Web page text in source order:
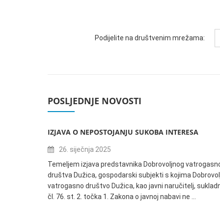
Podijelite na društvenim mrežama:
POSLJEDNJE NOVOSTI
IZJAVA O NEPOSTOJANJU SUKOBA INTERESA
26. siječnja 2025
Temeljem izjava predstavnika Dobrovoljnog
društva Dužica, gospodarski subjekti s kojima
vatrogasno društvo Dužica, kao javni naručitelj,
čl. 76. st. 2. točka 1. Zakona o javnoj nabavi ne …